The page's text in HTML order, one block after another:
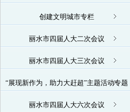
创建文明城市专栏
丽水市四届人大二次会议
丽水市四届人大三次会议
“展现新作为，助力大赶超”主题活动专题
丽水市四届人大六次会议